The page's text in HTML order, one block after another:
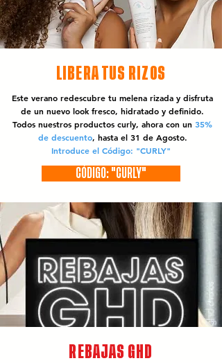
LIBERA TUS RIZOS
Este verano redescubre tu melena rizada y disfruta
de un nuevo look fresco, hidratado y definido.
Todos nuestros productos curly, ahora con un 35%
de descuento, hasta el 31 de Agosto.
Introduce el Código: "CURLY"
CÓDIGO: "CURLY"
REBAJAS GHD